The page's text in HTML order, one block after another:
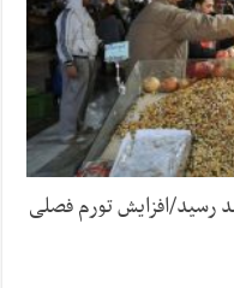
خدمات به ۵۸ درصد رسید/افزایش تورم فصلی